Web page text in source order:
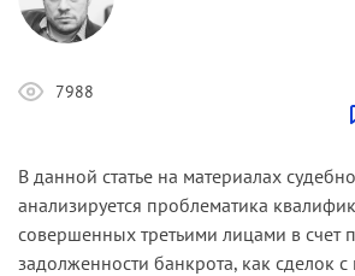
7988
В данной статье на материалах
анализируется проблематика
совершенных третьими лицами в счет
задолженности банкрота, как сделок